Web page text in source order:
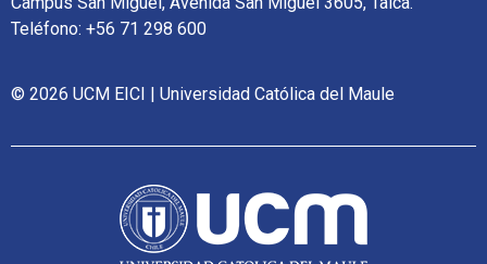
Teléfono: +56 71 298 600
© 2026 UCM EICI | Universidad Católica del Maule